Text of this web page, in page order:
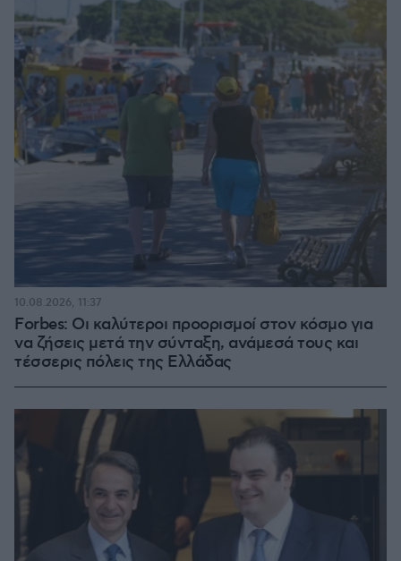
Forbes: Οι καλύτεροι προορισμοί στον κόσμο για
να ζήσεις μετά την σύνταξη, ανάμεσά τους και
τέσσερις πόλεις της Ελλάδας
10.08.2026, 11:37